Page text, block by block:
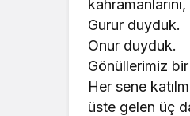
Gurur duyduk.
Onur duyduk.
Gönüllerimiz
Her sene
üste gelen üç